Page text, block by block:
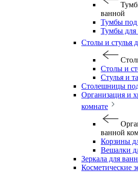
ванной
Тумбы под
Тумбы для
Столы и стулья
Столы и
Стулья и
Столешницы
Организация и
комнате
ванной
Корзины
Вешалки
Зеркала для
Косметические